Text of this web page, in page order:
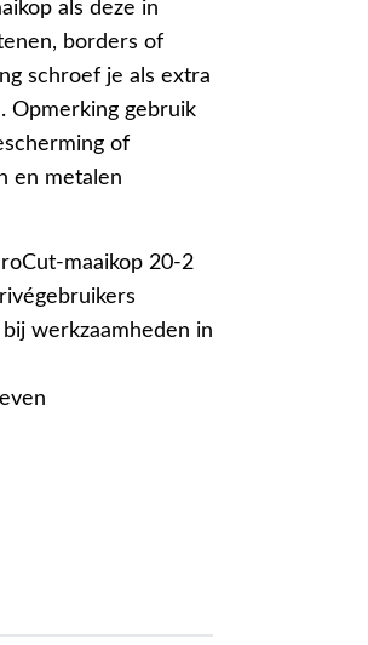
als deze in
borders of
schroef je als extra
Opmerking gebruik
of
en metalen
maaikop 20-2
werkzaamheden in